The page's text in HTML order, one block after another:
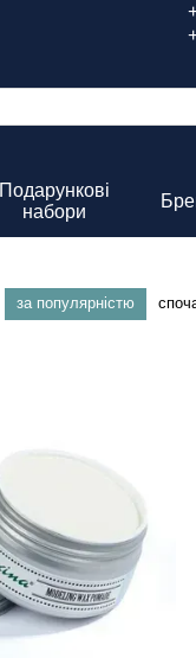
Подарункові
набори
за популярністю